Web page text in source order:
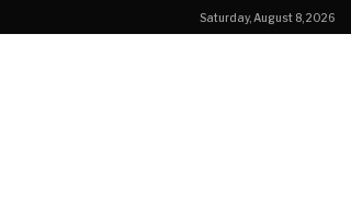
Saturday, August 8, 2026